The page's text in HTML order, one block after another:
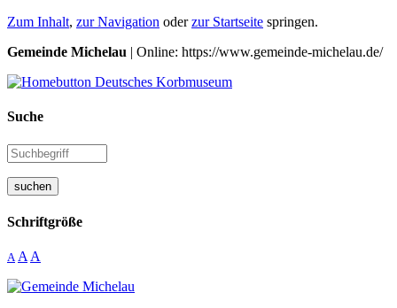
Zum Inhalt, zur Navigation oderzur Startseite springen.
Gemeinde Michelau | Online: https://www.gemeinde-michelau.de/
Suche
suchen
Schriftgröße
A A A